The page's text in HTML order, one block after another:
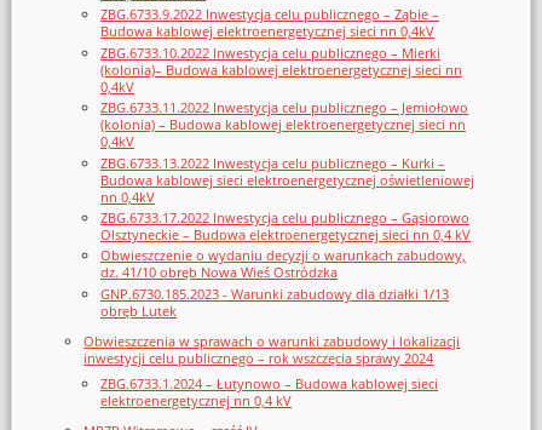
ZBG.6733.9.2022 Inwestycja celu publicznego – Ząbie –
Budowa kablowej elektroenergetycznej sieci nn 0,4kV
ZBG.6733.10.2022 Inwestycja celu publicznego – Mierki
(kolonia)– Budowa kablowej elektroenergetycznej sieci nn
0,4kV
ZBG.6733.11.2022 Inwestycja celu publicznego – Jemiołowo
(kolonia) – Budowa kablowej elektroenergetycznej sieci nn
0,4kV
ZBG.6733.13.2022 Inwestycja celu publicznego – Kurki –
Budowa kablowej sieci elektroenergetycznej oświetleniowej
nn 0,4kV
ZBG.6733.17.2022 Inwestycja celu publicznego – Gąsiorowo
Olsztyneckie – Budowa elektroenergetycznej sieci nn 0,4 kV
Obwieszczenie o wydaniu decyzji o warunkach zabudowy,
dz. 41/10 obręb Nowa Wieś Ostródzka
GNP.6730.185.2023 - Warunki zabudowy dla działki 1/13
obręb Lutek
Obwieszczenia w sprawach o warunki zabudowy i lokalizacji
inwestycji celu publicznego – rok wszczęcia sprawy 2024
ZBG.6733.1.2024 – Łutynowo – Budowa kablowej sieci
elektroenergetycznej nn 0,4 kV